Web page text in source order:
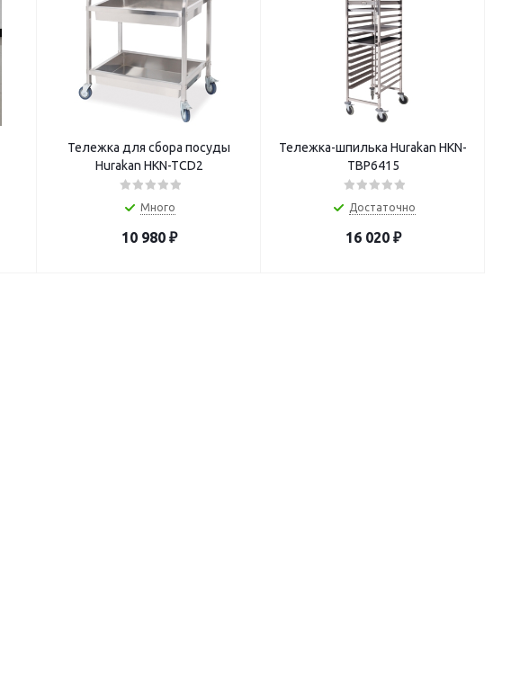
Тележка для сбора посуды
Hurakan HKN-TCD2
Много
10 980₽
Тележка-шпилька Hurakan HKN-
TBP6415
Достаточно
16 020₽